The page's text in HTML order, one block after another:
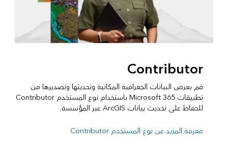
Contributor
قم بعرض البيانات الجغرافية المكانية وتحديثها وتصديرها من
تطبيقات Microsoft 365 باستخدام نوع المستخدم Contributor
للحفاظ على تحديث بيانات ArcGIS عبر المؤسسة.
معرفة المزيد عن نوع المستخدم Contributor